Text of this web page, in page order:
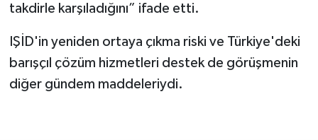
takdirle karşıladığını” ifade etti.
IŞİD'in yeniden ortaya çıkma riski ve Türkiye'deki
barışçıl çözüm hizmetleri destek de görüşmenin
diğer gündem maddeleriydi.